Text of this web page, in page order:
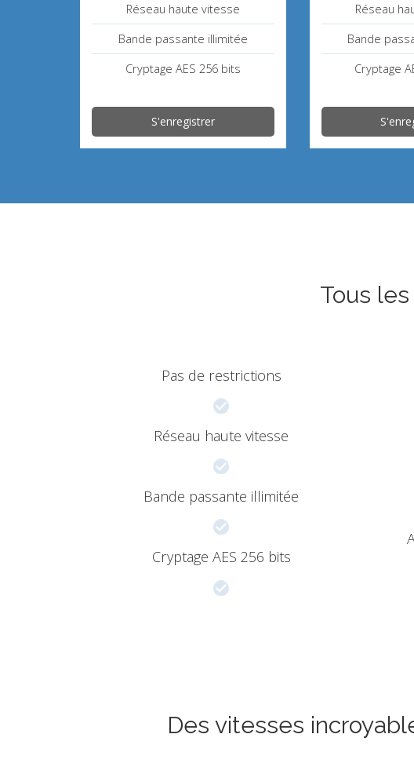
Réseau haute vitesse
Bande passante illimitée
Cryptage AES 256 bits
S'enregistrer
Réseau
Bande
Cryptage
Tous
Pas de restrictions
Réseau haute vitesse
Bande passante illimitée
Cryptage AES 256 bits
Des vitesses